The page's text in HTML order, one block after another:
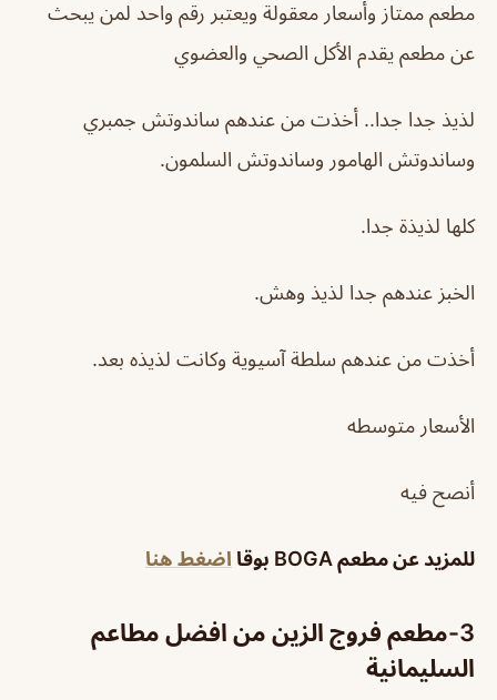
مطعم ممتاز وأسعار معقولة ويعتبر رقم واحد لمن يبحث
عن مطعم يقدم الأكل الصحي والعضوي
لذيذ جدا جدا.. أخذت من عندهم ساندوتش جمبري
وساندوتش الهامور وساندوتش السلمون.
كلها لذيذة جدا.
الخبز عندهم جدا لذيذ وهش.
أخذت من عندهم سلطة آسيوية وكانت لذيذه بعد.
الأسعار متوسطه
أنصح فيه
للمزيد عن مطعمBOGA بوقا اضغط هنا
3-مطعم فروج الزين من افضل مطاعم
السليمانية